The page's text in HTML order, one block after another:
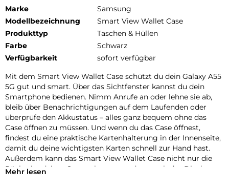
Marke
Samsung
Modellbezeichnung
Smart View Wallet Case
Produkttyp
Taschen & Hüllen
Farbe
Schwarz
Verfügbarkeit
sofort verfügbar
Mit dem Smart View Wallet Case schützt du dein Galaxy A55
5G gut und smart. Über das Sichtfenster kannst du dein
Smartphone bedienen. Nimm Anrufe an oder lehne sie ab,
bleib über Benachrichtigungen auf dem Laufenden oder
überprüfe den Akkustatus – alles ganz bequem ohne das
Case öffnen zu müssen. Und wenn du das Case öffnest,
findest du eine praktische Kartenhalterung in der Innenseite,
damit du deine wichtigsten Karten schnell zur Hand hast.
Außerdem kann das Smart View Wallet Case nicht nur die
Rückseite deines Smartphones, sondern auch das Display
Mehr lesen